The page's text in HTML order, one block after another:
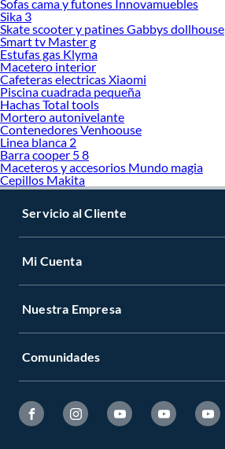
Sofas cama y futones Innovamuebles
Sika 3
Skate scooter y patines Gabbys dollhouse
Smart tv Master g
Estufas gas Klyma
Macetero interior
Cafeteras electricas Xiaomi
Piscina cuadrada pequeña
Hachas Total tools
Mortero autonivelante
Contenedores Venhoouse
Linea blanca 2
Barra cooper 5 8
Maceteros y accesorios Mundo magia
Cepillos Makita
Servicio al Cliente
Mi Cuenta
Nuestra Empresa
Comunidades